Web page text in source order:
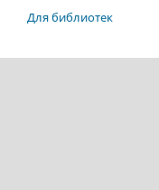
Для библиотек